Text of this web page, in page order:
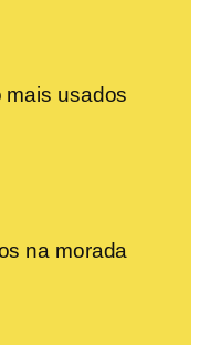
mais usados
na morada